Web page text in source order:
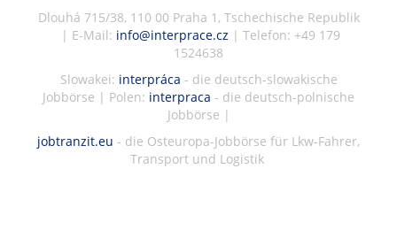
Dlouhá 715/38, 110 00 Praha 1, Tschechische Republik
| E-Mail: info@interprace.cz | Telefon: +49 179
1524638
Slowakei: interpráca - die deutsch-slowakische
Jobbörse | Polen: interpraca - die deutsch-polnische
Jobbörse |
jobtranzit.eu - die Osteuropa-Jobbörse für Lkw-Fahrer,
Transport und Logistik